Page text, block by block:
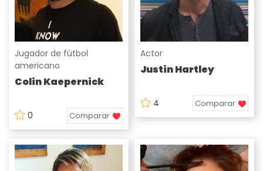
Jugador de fútbol
americano
Colin Kaepernick
0 Comparar
Actor
Justin Hartley
4 Comparar